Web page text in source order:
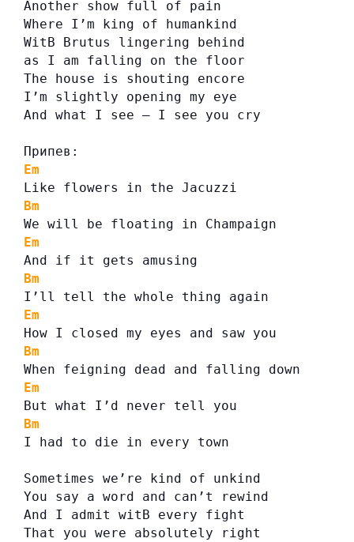
Another show full of pain
Where I’m king of humankind
WitB Brutus lingering behind
as I am falling on the floor
The house is shouting encore
I’m slightly opening my eye
And what I see — I see you cry
Припев:
Em
Like flowers in the Jacuzzi
Bm
We will be floating in Champaign
Em
And if it gets amusing
Bm
I’ll tell the whole thing again
Em
How I closed my eyes and saw you
Bm
When feigning dead and falling down
Em
But what I’d never tell you
Bm
I had to die in every town
Sometimes we’re kind of unkind
You say a word and can’t rewind
And I admit witB every fight
That you were absolutely right